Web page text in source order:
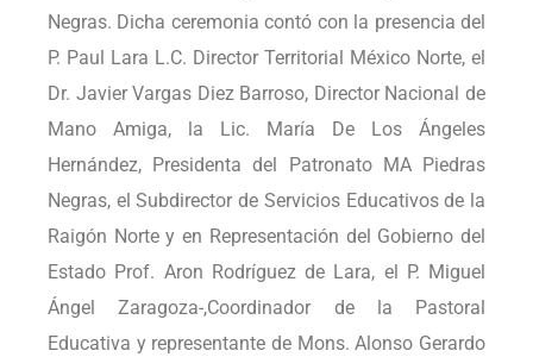
Negras. Dicha ceremonia contó con la presencia del
P. Paul Lara L.C. Director Territorial México Norte, el
Dr. Javier Vargas Diez Barroso, Director Nacional de
Mano Amiga, la Lic. María De Los Ángeles
Hernández, Presidenta del Patronato MA Piedras
Negras, el Subdirector de Servicios Educativos de la
Raigón Norte y en Representación del Gobierno del
Estado Prof. Aron Rodríguez de Lara, el P. Miguel
Ángel Zaragoza-,Coordinador de la Pastoral
Educativa y representante de Mons. Alonso Gerardo